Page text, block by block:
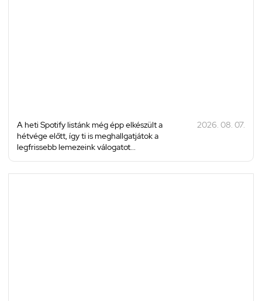
A heti Spotify listánk még épp elkészült a
hétvége előtt, így ti is meghallgatjátok a
legfrissebb lemezeink válogatot...
2026. 08. 07.